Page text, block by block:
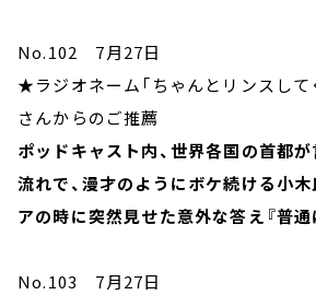
No.102 7月27日
★ラジオネーム「ちゃんとリンスして
さんからのご推薦
ポッドキャスト内、世界各国の首都
流れで、漫才のようにボケ続ける小木
アの時に突然見せた意外な答え『普通
No.103 7月27日